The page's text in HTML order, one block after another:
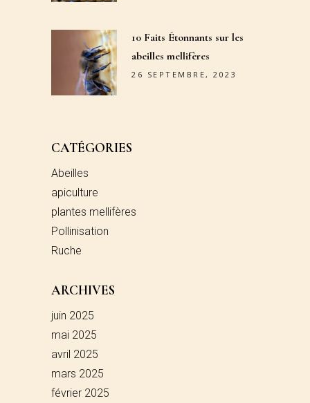
10 Faits Étonnants sur les
abeilles mellifères
26 SEPTEMBRE, 2023
CATÉGORIES
Abeilles
apiculture
plantes mellifères
Pollinisation
Ruche
ARCHIVES
juin 2025
mai 2025
avril 2025
mars 2025
février 2025